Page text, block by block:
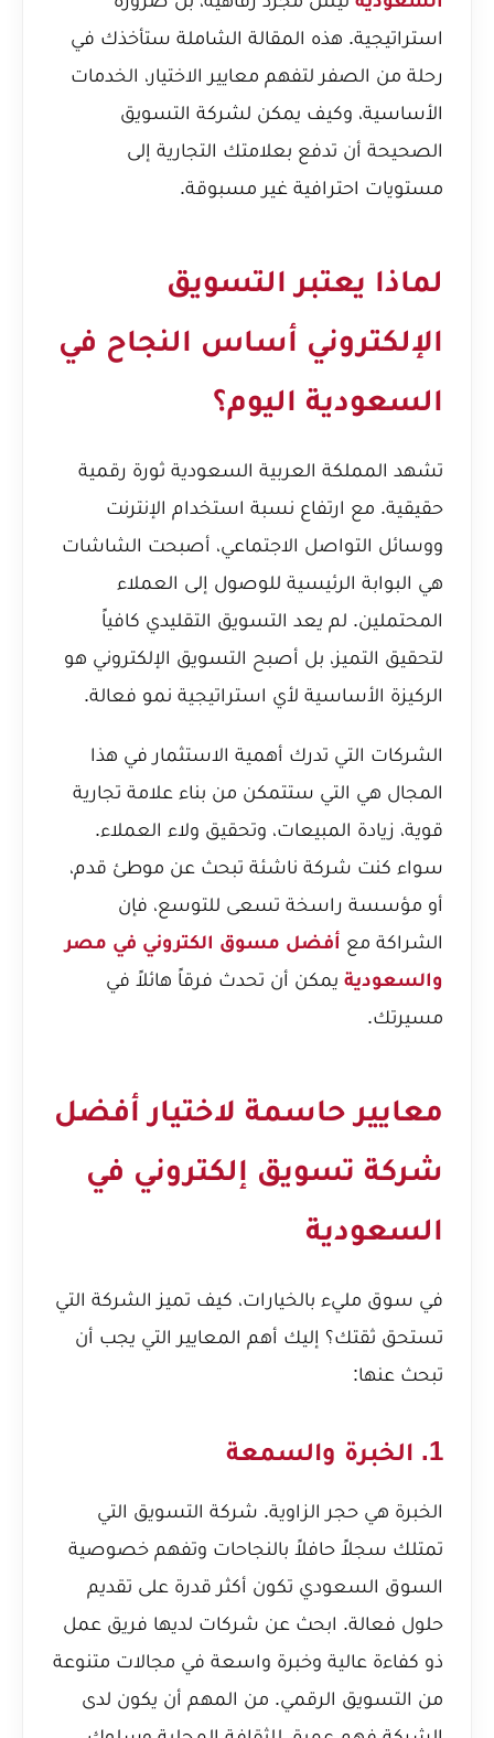
استراتيجية. هذه المقالة الشاملة ستأخذك في
رحلة من الصفر لتفهم معايير الاختيار، الخدمات
الأساسية، وكيف يمكن لشركة التسويق
الصحيحة أن تدفع بعلامتك التجارية إلى
مستويات احترافية غير مسبوقة.
لماذا يعتبر التسويق
الإلكتروني أساس النجاح في
السعودية اليوم؟
تشهد المملكة العربية السعودية ثورة رقمية
حقيقية. مع ارتفاع نسبة استخدام الإنترنت
ووسائل التواصل الاجتماعي، أصبحت الشاشات
هي البوابة الرئيسية للوصول إلى العملاء
المحتملين. لم يعد التسويق التقليدي كافياً
لتحقيق التميز، بل أصبح التسويق الإلكتروني هو
الركيزة الأساسية لأي استراتيجية نمو فعالة.
الشركات التي تدرك أهمية الاستثمار في هذا
المجال هي التي ستتمكن من بناء علامة تجارية
قوية، زيادة المبيعات، وتحقيق ولاء العملاء.
سواء كنت شركة ناشئة تبحث عن موطئ قدم،
أو مؤسسة راسخة تسعى للتوسع، فإن
الشراكة مع أفضل مسوق الكتروني في مصر
والسعودية يمكن أن تحدث فرقاً هائلاً في
مسيرتك.
معايير حاسمة لاختيار أفضل
شركة تسويق إلكتروني في
السعودية
في سوق مليء بالخيارات، كيف تميز الشركة التي
تستحق ثقتك؟ إليك أهم المعايير التي يجب أن
تبحث عنها:
1. الخبرة والسمعة
الخبرة هي حجر الزاوية. شركة التسويق التي
تمتلك سجلاً حافلاً بالنجاحات وتفهم خصوصية
السوق السعودي تكون أكثر قدرة على تقديم
حلول فعالة. ابحث عن شركات لديها فريق عمل
ذو كفاءة عالية وخبرة واسعة في مجالات متنوعة
من التسويق الرقمي. من المهم أن يكون لدى